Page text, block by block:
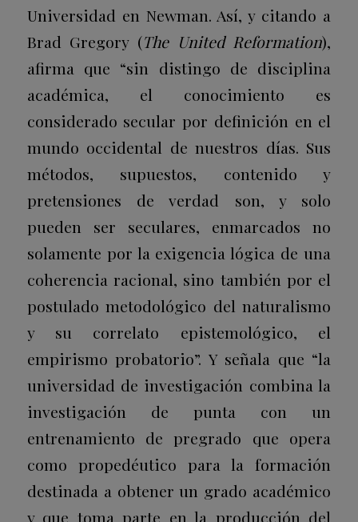
Universidad en Newman. Así, y citando a
Brad Gregory (The United Reformation),
afirma que “sin distingo de disciplina
académica, el conocimiento es
considerado secular por definición en el
mundo occidental de nuestros días. Sus
métodos, supuestos, contenido y
pretensiones de verdad son, y solo
pueden ser seculares, enmarcados no
solamente por la exigencia lógica de una
coherencia racional, sino también por el
postulado metodológico del naturalismo
y su correlato epistemológico, el
empirismo probatorio”. Y señala que “la
universidad de investigación combina la
investigación de punta con un
entrenamiento de pregrado que opera
como propedéutico para la formación
destinada a obtener un grado académico
y que toma parte en la producción del